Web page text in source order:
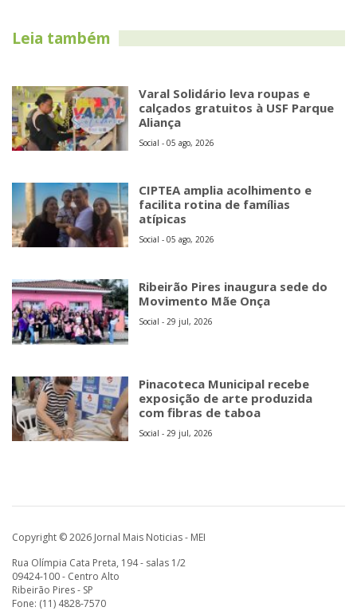
Leia também
Varal Solidário leva roupas e
calçados gratuitos à USF Parque
Aliança
Social - 05 ago, 2026
CIPTEA amplia acolhimento e
facilita rotina de famílias
atípicas
Social - 05 ago, 2026
Ribeirão Pires inaugura sede do
Movimento Mãe Onça
Social - 29 jul, 2026
Pinacoteca Municipal recebe
exposição de arte produzida
com fibras de taboa
Social - 29 jul, 2026
Copyright © 2026 Jornal Mais Noticias - MEI
Rua Olímpia Cata Preta, 194 - salas 1/2
09424-100 - Centro Alto
Ribeirão Pires - SP
Fone: (11) 4828-7570